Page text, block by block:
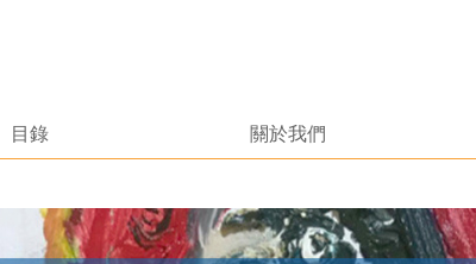
目錄 關於我們